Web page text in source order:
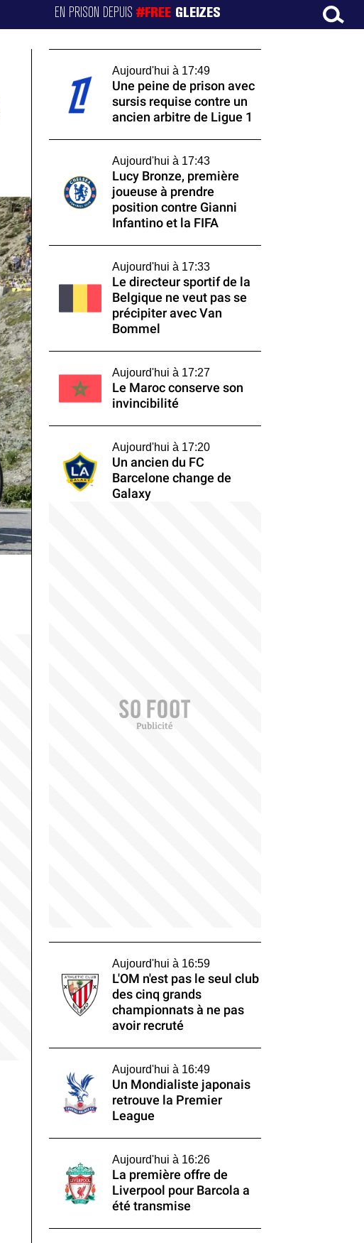
EN PRISON DEPUIS#FREE GLEIZES
Aujourd'hui à 17:49
Une peine de prison avec
sursis requise contre un
ancien arbitre de Ligue 1
Aujourd'hui à 17:43
Lucy Bronze, première
joueuse à prendre
position contre Gianni
Infantino et la FIFA
Aujourd'hui à 17:33
Le directeur sportif de la
Belgique ne veut pas se
précipiter avec Van
Bommel
Aujourd'hui à 17:27
Le Maroc conserve son
invincibilité
Aujourd'hui à 17:20
Un ancien du FC
Barcelone change de
Galaxy
Aujourd'hui à 16:59
L'OM n'est pas le seul club
des cinq grands
championnats à ne pas
avoir recruté
Aujourd'hui à 16:49
Un Mondialiste japonais
retrouve la Premier
League
Aujourd'hui à 16:26
La première offre de
Liverpool pour Barcola a
été transmise